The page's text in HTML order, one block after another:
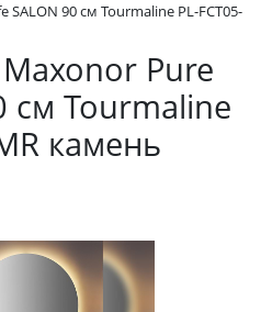
90 см Tourmaline PL-FCT05-
Pure
см Tourmaline
камень